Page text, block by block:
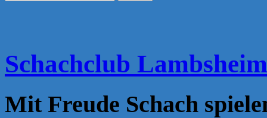
Schachclub Lambsheim
Mit Freude Schach